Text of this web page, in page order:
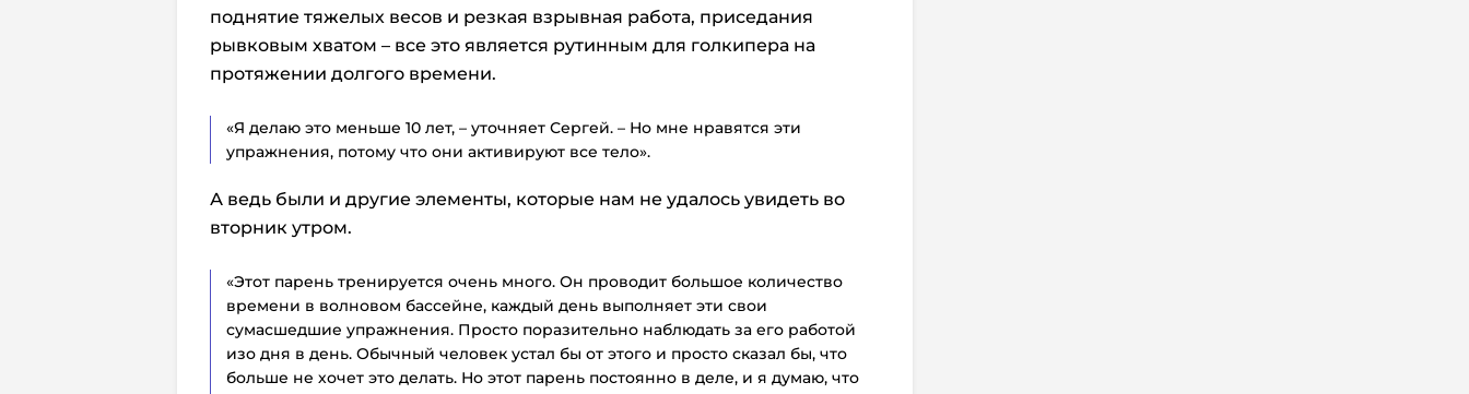
поднятие тяжелых весов и резкая взрывная работа, приседания
рывковым хватом – все это является рутинным для голкипера на
протяжении долгого времени.
«Я делаю это меньше 10 лет, – уточняет Сергей. – Но мне нравятся эти
упражнения, потому что они активируют все тело».
А ведь были и другие элементы, которые нам не удалось увидеть во
вторник утром.
«Этот парень тренируется очень много. Он проводит большое количество
времени в волновом бассейне, каждый день выполняет эти свои
сумасшедшие упражнения. Просто поразительно наблюдать за его работой
изо дня в день. Обычный человек устал бы от этого и просто сказал бы, что
больше не хочет это делать. Но этот парень постоянно в деле, и я думаю, что